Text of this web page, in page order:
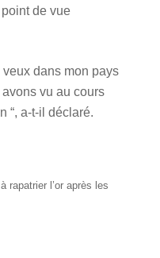
point de vue
veux dans mon pays
vu au cours
“, a-t-il déclaré.
rapatrier l’or après les